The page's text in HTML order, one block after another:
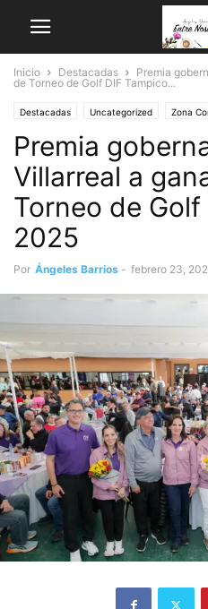
Inicio Destacadas
Premia
de Torneo de Golf DIF Tampico...
Destacadas Uncategorized Zona
Premia
Villarreal a
Torneo de
2025
Por Ángeles Barrios - febrero 23,